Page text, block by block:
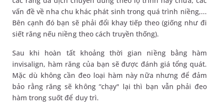
vấn đề về nha chu khác phát sinh trong quá trình niềng,...
Bên cạnh đó bạn sẽ phải đổi khay tiếp theo (giống như đi
siết răng nếu niềng theo cách truyền thống).
Sau khi hoàn tất khoảng thời gian niềng bằng hàm
invisalign, hàm răng của bạn sẽ được đánh giá tổng quát.
Mặc dù không cần đeo loại hàm này nữa nhưng để đảm
bảo rằng răng sẽ không “chạy" lại thì bạn vẫn phải đeo
hàm trong suốt để duy trì.